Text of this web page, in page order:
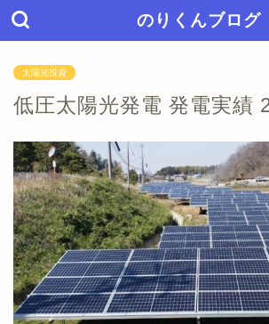
のりくんブログ
太陽光投資
低圧太陽光発電 発電実績